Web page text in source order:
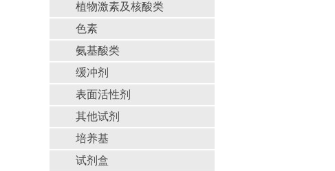
植物激素及核酸类
色素
氨基酸类
缓冲剂
表面活性剂
其他试剂
培养基
试剂盒